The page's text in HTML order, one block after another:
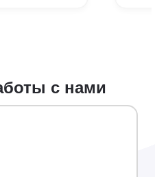
с нами